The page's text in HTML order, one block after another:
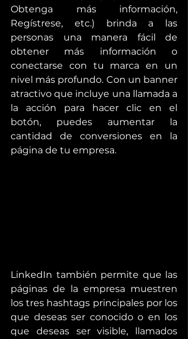
Obtenga más información,
Regístrese, etc.) brinda a las
personas una manera fácil de
obtener más información o
conectarse con tu marca en un
nivel más profundo. Con un banner
atractivo que incluye una llamada a
la acción para hacer clic en el
botón, puedes aumentar la
cantidad de conversiones en la
página de tu empresa.
LinkedIn también permite que las
páginas de la empresa muestren
los tres hashtags principales por los
que deseas ser conocido o en los
que deseas ser visible, llamados